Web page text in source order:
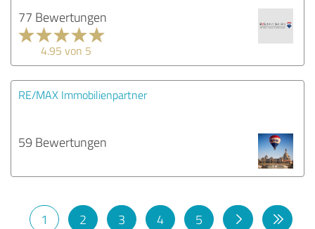
77 Bewertungen
4.95 von 5
RE/MAX Immobilienpartner
59 Bewertungen
1 2 3 4 5